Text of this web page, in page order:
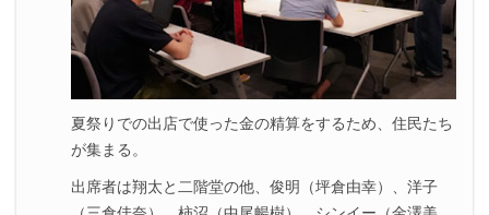
夏祭りでの出店で使った金の精算をするため、住民たち
が集まる。
出席者は翔太と二階堂の他、俊明（坪倉由幸）、洋子